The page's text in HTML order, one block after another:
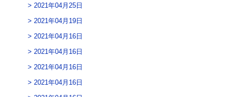
2021年04月25日
2021年04月19日
2021年04月16日
2021年04月16日
2021年04月16日
2021年04月16日